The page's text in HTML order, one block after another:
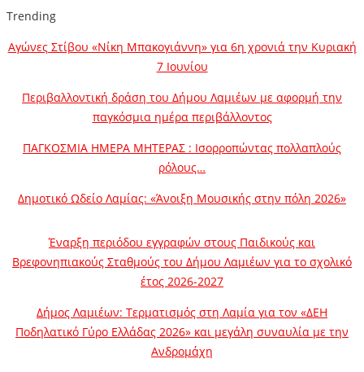
Trending
Αγώνες Στίβου «Νίκη Μπακογιάννη» για 6η χρονιά την Κυριακή
7 Ιουνίου
Περιβαλλοντική δράση του Δήμου Λαμιέων με αφορμή την
παγκόσμια ημέρα περιβάλλοντος
ΠΑΓΚΟΣΜΙΑ ΗΜΕΡΑ ΜΗΤΕΡΑΣ : Ισορροπώντας πολλαπλούς
ρόλους…
Δημοτικό Ωδείο Λαμίας: «Άνοιξη Μουσικής στην πόλη 2026»
Έναρξη περιόδου εγγραφών στους Παιδικούς και
Βρεφονηπιακούς Σταθμούς του Δήμου Λαμιέων για το σχολικό
έτος 2026-2027
Δήμος Λαμιέων: Τερματισμός στη Λαμία για τον «ΔΕΗ
Ποδηλατικό Γύρο Ελλάδας 2026» και μεγάλη συναυλία με την
Ανδρομάχη